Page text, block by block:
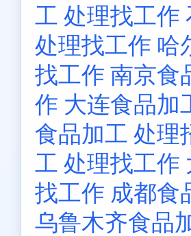
工 处理找工作
处理找工作 哈
找工作 南京食
作 大连食品加
食品加工 处理
工 处理找工作
找工作 成都食
乌鲁木齐食品